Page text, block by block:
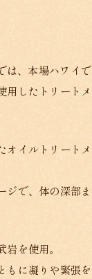
、本場ハワイで
用したトリートメ
オイルトリートメ
ジで、体の深部ま
を使用。
もに凝りや緊張を